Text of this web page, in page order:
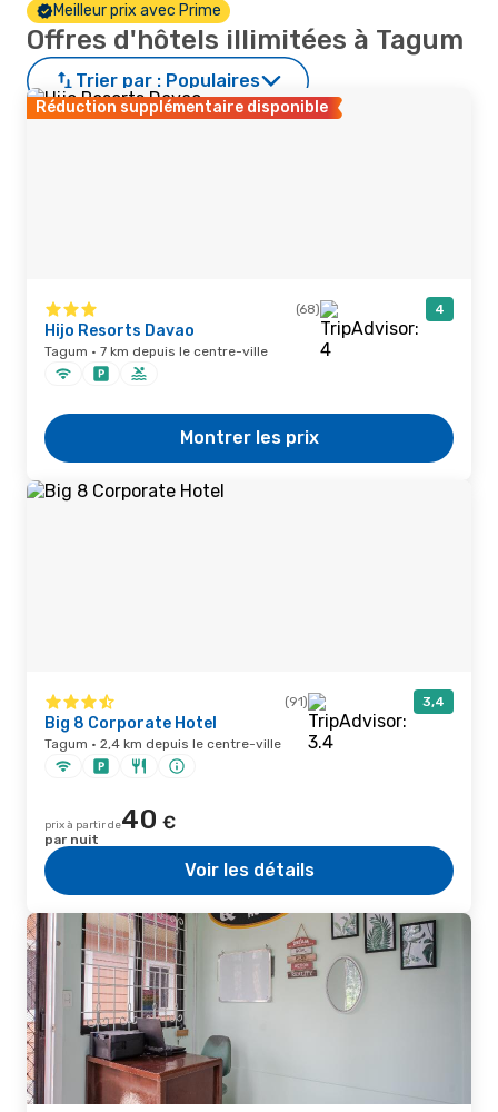
Meilleur prix avec Prime
Offres d'hôtels illimitées à Tagum
Trier par : Populaires
Réduction supplémentaire disponible
(68) 4
Hijo Resorts Davao
Tagum · 7 km depuis le centre-ville
Montrer les prix
(91) 3,4
Big 8 Corporate Hotel
Tagum · 2,4 km depuis le centre-ville
prix à partir de40 €
par nuit
Voir les détails